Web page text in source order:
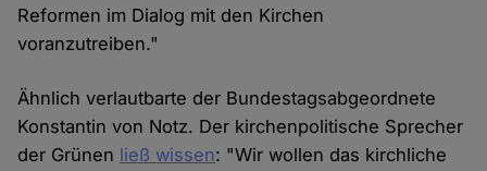
Reformen im Dialog mit den Kirchen
voranzutreiben."
Ähnlich verlautbarte der Bundestagsabgeordnete
Konstantin von Notz. Der kirchenpolitische Sprecher
der Grünen ließ wissen: "Wir wollen das kirchliche